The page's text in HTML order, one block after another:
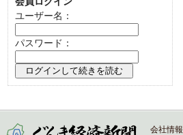
ユーザー名：
パスワード：
会社情報